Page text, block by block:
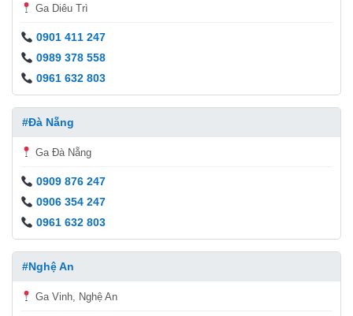
Ga Diêu Trì
0901 411 247
0989 378 558
0961 632 803
#Đà Nẵng
Ga Đà Nẵng
0909 876 247
0906 354 247
0961 632 803
#Nghệ An
Ga Vinh, Nghệ An